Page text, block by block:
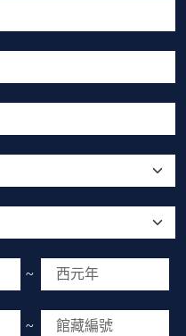
~
~